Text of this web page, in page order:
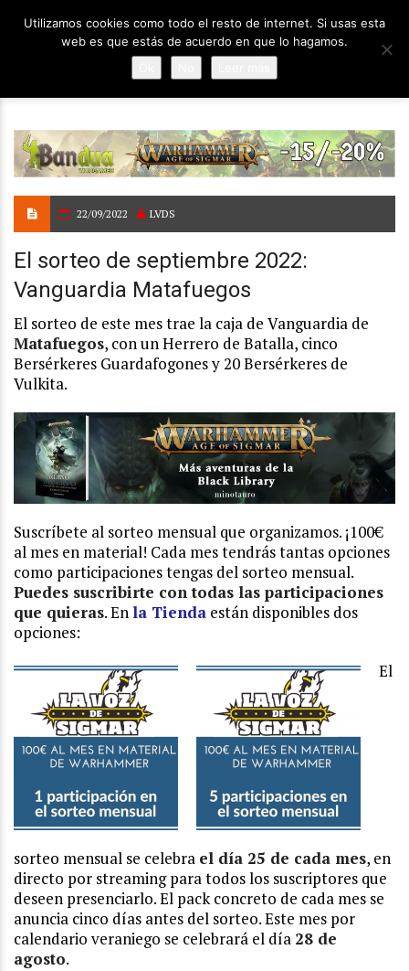
22/09/2022 LVDS
El sorteo de septiembre 2022:
Vanguardia Matafuegos
El sorteo de este mes trae la caja de Vanguardia de
Matafuegos, con un Herrero de Batalla, cinco
Bersérkeres Guardafogones y 20 Bersérkeres de
Vulkita.
Suscríbete al sorteo mensual que organizamos. ¡100€
al mes en material! Cada mes tendrás tantas opciones
como participaciones tengas del sorteo mensual.
Puedes suscribirte con todas las participaciones
que quieras. Enla Tienda están disponibles dos
opciones:
El
sorteo mensual se celebra el día 25 de cada mes, en
directo por streaming para todos los suscriptores que
deseen presenciarlo. El pack concreto de cada mes se
anuncia cinco días antes del sorteo. Este mes por
calendario veraniego se celebrará el día 28 de
agosto.
Utilizamos cookies como todo el resto de internet. Si usas esta
web es que estás de acuerdo en que lo hagamos.